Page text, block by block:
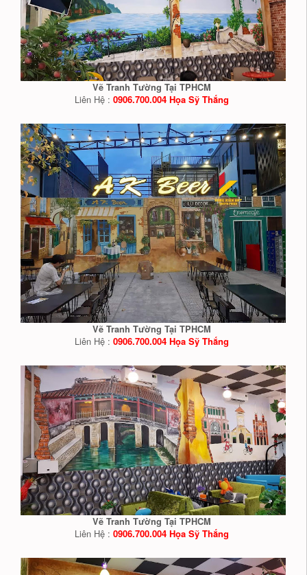
Vẽ Tranh Tường Tại TPHCM
Liên Hệ : 0906.700.004 Họa Sỹ Thắng
Vẽ Tranh Tường Tại TPHCM
Liên Hệ : 0906.700.004 Họa Sỹ Thắng
Vẽ Tranh Tường Tại TPHCM
Liên Hệ : 0906.700.004 Họa Sỹ Thắng